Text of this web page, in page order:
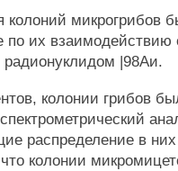
колоний микрогрибов
по их
|98Аи.
колонии грибов
распределение в
колонии